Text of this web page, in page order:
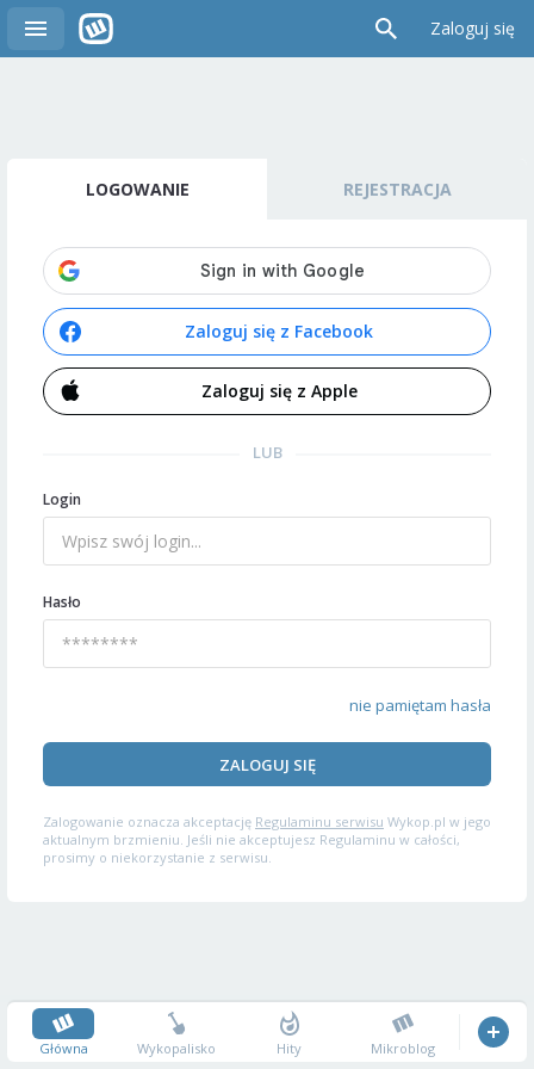
Zaloguj się
LOGOWANIE REJESTRACJA
Zaloguj się z Facebook
Zaloguj się z Apple
LUB
Login
Hasło
nie pamiętam hasła
ZALOGUJ SIĘ
Zalogowanie oznacza akceptację Regulaminu serwisu Wykop.pl w jego
aktualnym brzmieniu. Jeśli nie akceptujesz Regulaminu w całości,
prosimy o niekorzystanie z serwisu.
Główna Wykopalisko Hity Mikroblog